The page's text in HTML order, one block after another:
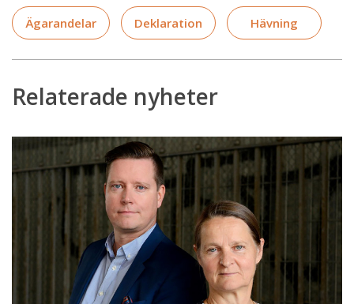
Ägarandelar Deklaration Hävning
Relaterade nyheter
Förändrade
regler
gällande
ränteavdrag